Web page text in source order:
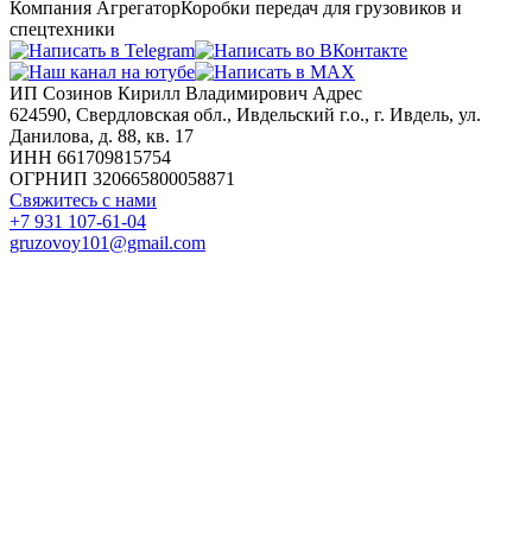
Компания АгрегаторКоробки передач для грузовиков и
спецтехники
ИП Созинов Кирилл Владимирович Адрес
624590, Свердловская обл., Ивдельский г.о., г. Ивдель, ул.
Данилова, д. 88, кв. 17
ИНН 661709815754
ОГРНИП 320665800058871
Свяжитесь с нами
+7 931 107-61-04
gruzovoy101@gmail.com